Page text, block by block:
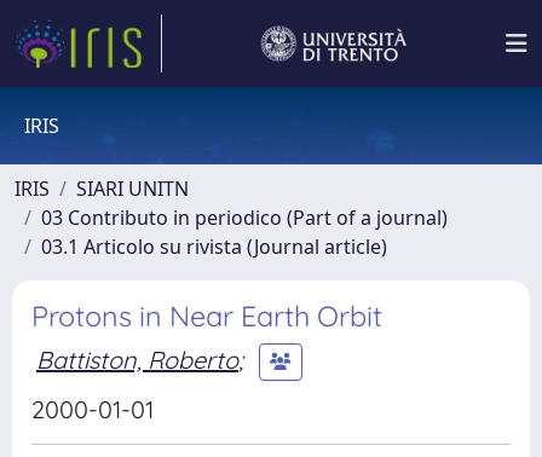
IRIS
IRIS
SIARI UNITN
03 Contributo in periodico (Part of a journal)
03.1 Articolo su rivista (Journal article)
Protons in Near Earth Orbit
Battiston, Roberto;
2000-01-01